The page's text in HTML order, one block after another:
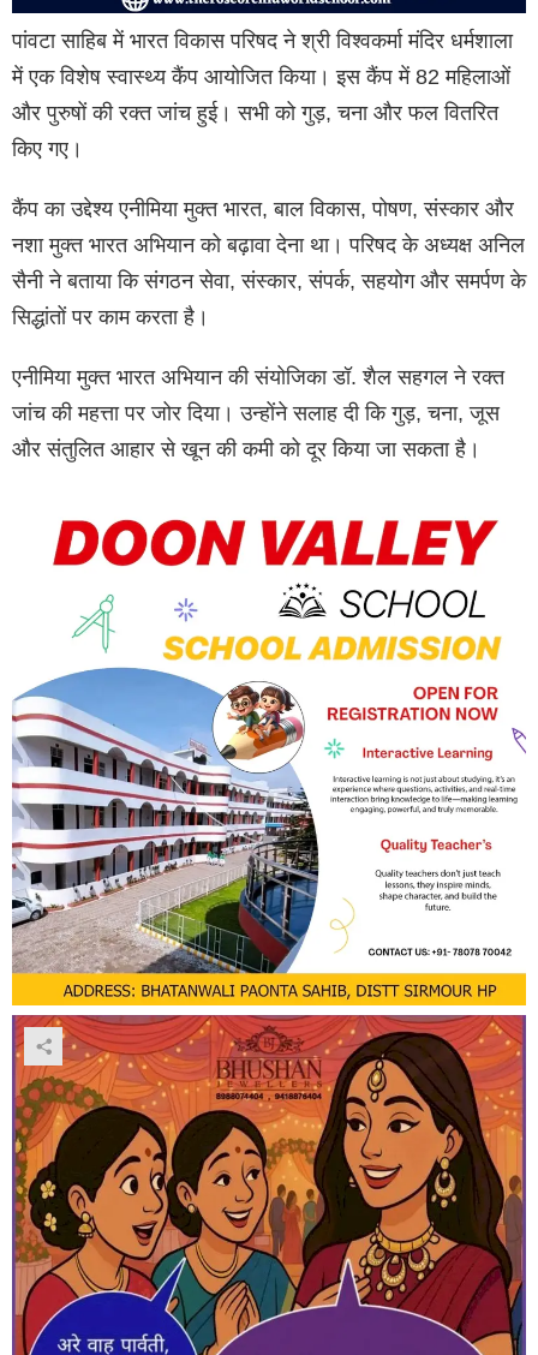
पांवटा साहिब में भारत विकास परिषद ने श्री विश्वकर्मा मंदिर धर्मशाला
में एक विशेष स्वास्थ्य कैंप आयोजित किया। इस कैंप में 82 महिलाओं
और पुरुषों की रक्त जांच हुई। सभी को गुड़, चना और फल वितरित
किए गए।
कैंप का उद्देश्य एनीमिया मुक्त भारत, बाल विकास, पोषण, संस्कार और
नशा मुक्त भारत अभियान को बढ़ावा देना था। परिषद के अध्यक्ष अनिल
सैनी ने बताया कि संगठन सेवा, संस्कार, संपर्क, सहयोग और समर्पण के
सिद्धांतों पर काम करता है।
एनीमिया मुक्त भारत अभियान की संयोजिका डॉ. शैल सहगल ने रक्त
जांच की महत्ता पर जोर दिया। उन्होंने सलाह दी कि गुड़, चना, जूस
और संतुलित आहार से खून की कमी को दूर किया जा सकता है।